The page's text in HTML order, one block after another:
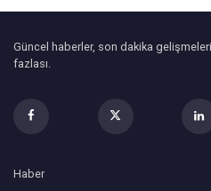
Güncel haberler, son dakika
fazlası.
Haber